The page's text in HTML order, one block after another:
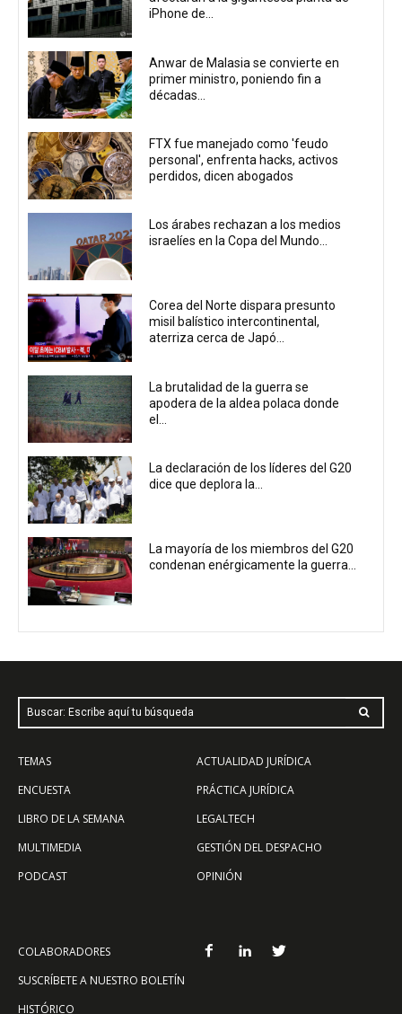
iPhone de...
Anwar de Malasia se convierte en
primer ministro, poniendo fin a
décadas...
FTX fue manejado como 'feudo
personal', enfrenta hacks, activos
perdidos, dicen abogados
Los árabes rechazan a los medios
israelíes en la Copa del Mundo...
Corea del Norte dispara presunto
misil balístico intercontinental,
aterriza cerca de Japó...
La brutalidad de la guerra se
apodera de la aldea polaca donde
el...
La declaración de los líderes del G20
dice que deplora la...
La mayoría de los miembros del G20
condenan enérgicamente la guerra...
Buscar: Escribe aquí tu búsqueda
TEMAS
ENCUESTA
LIBRO DE LA SEMANA
MULTIMEDIA
PODCAST
ACTUALIDAD JURÍDICA
PRÁCTICA JURÍDICA
LEGALTECH
GESTIÓN DEL DESPACHO
OPINIÓN
COLABORADORES
SUSCRÍBETE A NUESTRO BOLETÍN
HISTÓRICO